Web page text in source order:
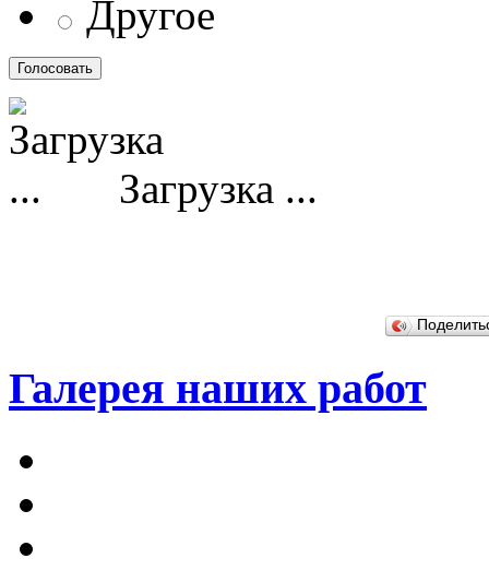
Другое
Загрузка ...
Галерея наших работ